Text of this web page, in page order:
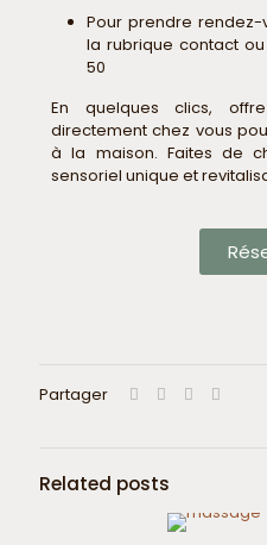
Pour prendre
la rubrique contact
50
En quelques clics,
directement chez vous
à la maison. Faites de
sensoriel unique et
Partager
Related posts